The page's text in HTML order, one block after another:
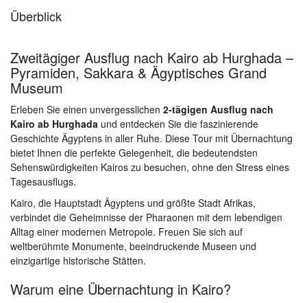
Überblick
Zweitägiger Ausflug nach Kairo ab Hurghada –
Pyramiden, Sakkara & Ägyptisches Grand
Museum
Erleben Sie einen unvergesslichen 2-tägigen Ausflug nach
Kairo ab Hurghada und entdecken Sie die faszinierende
Geschichte Ägyptens in aller Ruhe. Diese Tour mit Übernachtung
bietet Ihnen die perfekte Gelegenheit, die bedeutendsten
Sehenswürdigkeiten Kairos zu besuchen, ohne den Stress eines
Tagesausflugs.
Kairo, die Hauptstadt Ägyptens und größte Stadt Afrikas,
verbindet die Geheimnisse der Pharaonen mit dem lebendigen
Alltag einer modernen Metropole. Freuen Sie sich auf
weltberühmte Monumente, beeindruckende Museen und
einzigartige historische Stätten.
Warum eine Übernachtung in Kairo?